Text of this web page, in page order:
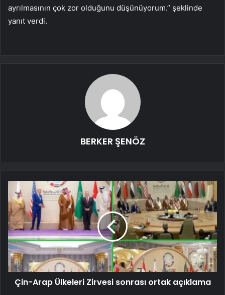
ayrılmasının çok zor olduğunu düşünüyorum.” şeklinde
yanıt verdi.
BERKER ŞENÖZ
Çin-Arap Ülkeleri Zirvesi sonrası ortak açıklama